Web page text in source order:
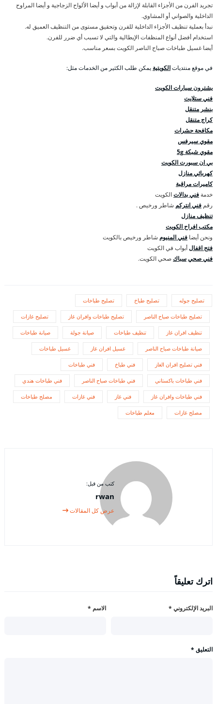
تجريد الفرن من الأجزاء القابلة لإزالة من أبواب و أيضا الألواح الزجاجية و أيضا المراوح
الداخلية والصواني أو المشاوي.
نبدأ بعملية تنظيف الأجزاء الداخلية للفرن وتحقيق مستوى من التنظيف العميق له.
استخدام أفضل أنواع المنظفات الإيطالية والتي لا تسبب أي ضرر للفرن.
أيضا غسيل طباخات صباح الناصر الكويت بسعر مناسب.
في موقع منتدياتالكويتية يمكن طلب الكثير من الخدمات مثل:
يشترون سيارات الكويت
فني ستلايت
بنشر متنقل
كراج متنقل
مكافحة حشرات
مقوي سيرفس
مقوي شبكة 5g
بي ان سبورت الكويت
كهربائي منازل
كاميرات مراقبة
خدمة فني بدالاتالكويت
رقم فني انتركم شاطر ورخيص .
تنظيف منازل
مكتب افراح الكويت
ونحن أيضا فني المنيوم شاطر ورخيص بالكويت
فتح اقفالأبواب في الكويت
فني صحيسباك صحي الكويت.
تصليح جوله تصليح طباخ تصليح طباخات
تصليح طباخات صباح الناصر تصليح طباخات وافران غاز تصليح غازات
تنظيف افران غاز تنظيف طباخات صيانة جولة صيانة طباخات
صيانة طباخات صباح الناصر غسيل افران غاز غسيل طباخات
فني تصليح افران الغاز فني طباخ فني طباخات
فني طباخات باكستاني فني طباخات صباح الناصر فني طباخات هندي
فني طباخات وافران غاز فني غاز فني غازات مصلح طباخات
مصلح غازات معلم طباخات
كتب من قبل:
rwan
عرض كل المقالات
اترك تعليقاً
الاسم * البريد الإلكتروني *
التعليق *